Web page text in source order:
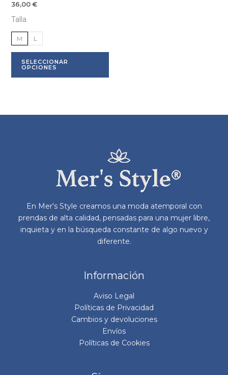
36,00 €
Talla
M L
SELECCIONAR
OPCIONES
Este
tiene
Las
pueden
elegir
la
de
producto
En Mer's Style creamos una moda atemporal con
prendas de alta calidad, pensadas para una mujer libre,
inquieta y en la búsqueda constante de algo nuevo y
diferente.
Información
Aviso Legal
Políticas de Privacidad
Cambios y devoluciones
Envíos
Políticas de Cookies